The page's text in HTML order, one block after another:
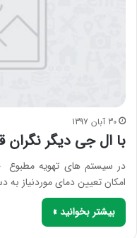
30 آبان 1397
با ال جی دیگر
در سیستم های تهویه مطبوع
امکان تعیین دمای موردنیاز
بیشتر بخوانید »